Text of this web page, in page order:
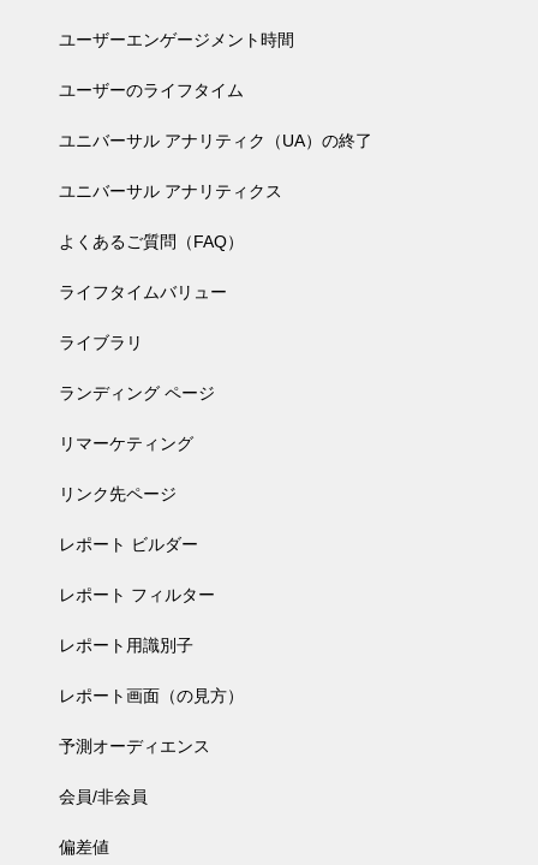
ユーザーエンゲージメント時間
ユーザーのライフタイム
ユニバーサル アナリティク（UA）の終了
ユニバーサル アナリティクス
よくあるご質問（FAQ）
ライフタイムバリュー
ライブラリ
ランディング ページ
リマーケティング
リンク先ページ
レポート ビルダー
レポート フィルター
レポート用識別子
レポート画面（の見方）
予測オーディエンス
会員/非会員
偏差値